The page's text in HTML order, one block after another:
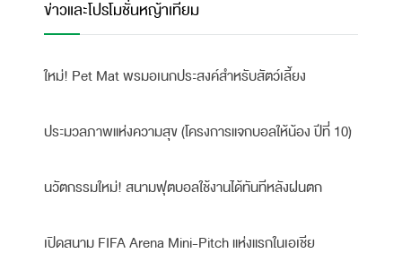
ข่าวและโปรโมชั่นหญ้าเทียม
ใหม่! Pet Mat พรมอเนกประสงค์สำหรับสัตว์เลี้ยง
ประมวลภาพแห่งความสุข (โครงการแจกบอลให้น้อง ปีที่ 10)
นวัตกรรมใหม่! สนามฟุตบอลใช้งานได้ทันทีหลังฝนตก
เปิดสนาม FIFA Arena Mini-Pitch แห่งแรกในเอเชีย